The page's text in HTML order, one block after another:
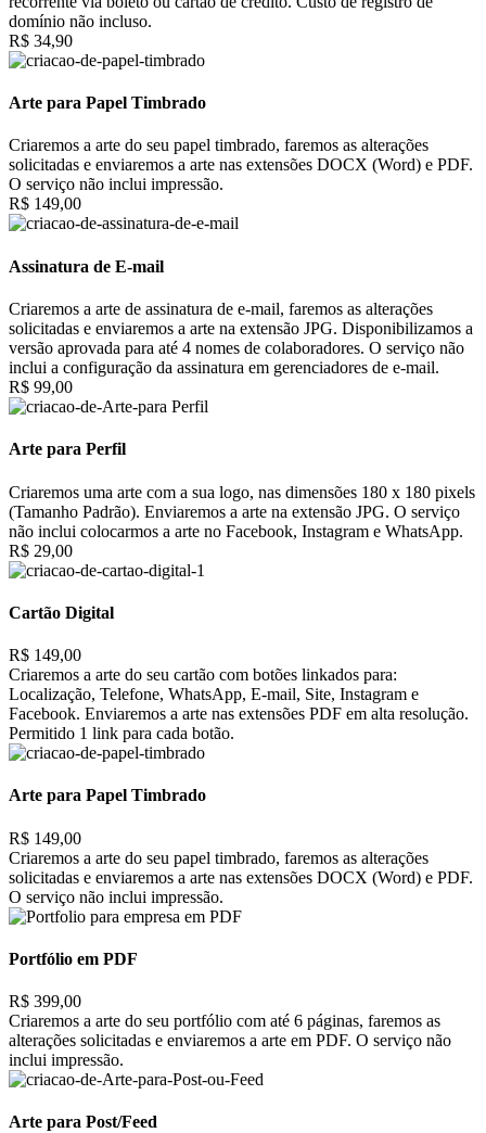
domínio não incluso.
R$ 34,90
Arte para Papel Timbrado
Criaremos a arte do seu papel timbrado, faremos as alterações
solicitadas e enviaremos a arte nas extensões DOCX (Word) e PDF.
O serviço não inclui impressão.
R$ 149,00
Assinatura de E-mail
Criaremos a arte de assinatura de e-mail, faremos as alterações
solicitadas e enviaremos a arte na extensão JPG. Disponibilizamos a
versão aprovada para até 4 nomes de colaboradores. O serviço não
inclui a configuração da assinatura em gerenciadores de e-mail.
R$ 99,00
Arte para Perfil
Criaremos uma arte com a sua logo, nas dimensões 180 x 180 pixels
(Tamanho Padrão). Enviaremos a arte na extensão JPG. O serviço
não inclui colocarmos a arte no Facebook, Instagram e WhatsApp.
R$ 29,00
Cartão Digital
R$ 149,00
Criaremos a arte do seu cartão com botões linkados para:
Localização, Telefone, WhatsApp, E-mail, Site, Instagram e
Facebook. Enviaremos a arte nas extensões PDF em alta resolução.
Permitido 1 link para cada botão.
Arte para Papel Timbrado
R$ 149,00
Criaremos a arte do seu papel timbrado, faremos as alterações
solicitadas e enviaremos a arte nas extensões DOCX (Word) e PDF.
O serviço não inclui impressão.
Portfólio em PDF
R$ 399,00
Criaremos a arte do seu portfólio com até 6 páginas, faremos as
alterações solicitadas e enviaremos a arte em PDF. O serviço não
inclui impressão.
Arte para Post/Feed